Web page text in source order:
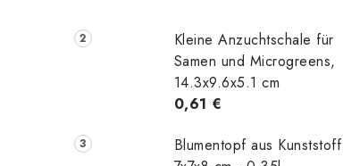
Kleine Anzuchtschale für
Samen und Microgreens,
14.3x9.6x5.1 cm
0,61 €
Blumentopf aus Kunststoff